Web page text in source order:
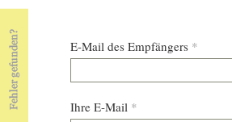
E-Mail des Empfängers *
Ihre E-Mail *